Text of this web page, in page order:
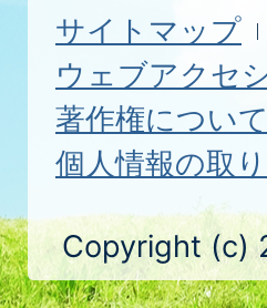
サイトマップ
ウェブアクセ
著作権について
個人情報の取
Copyright (c)